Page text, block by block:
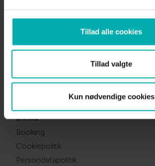
Tillad alle cookies
Tillad valgte
Kun nødvendige cookies
Skjern Dyrehospital
Bredgade 82, 6900 Skjern
info@skjerndyrehospital.dk
Links
Booking
Cookiepolitik
Persondatapolitik